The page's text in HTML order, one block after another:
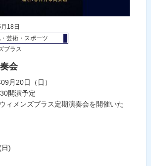
18日
芸術・スポーツ
ブラス
会
月20日（日）
開演予定
ィメンズブラス定期演奏会を開催いた
)